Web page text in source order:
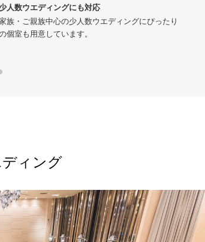
人数ウエディングにも対応
族・ご親族中心の少人数ウエディングにぴったり
個室も用意しています。
ィング